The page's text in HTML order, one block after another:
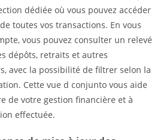
dédiée où vous pouvez accéder
toutes vos transactions. En vous
vous pouvez consulter un relevé
dépôts, retraits et autres
avec la possibilité de filtrer selon la
Cette vue d conjunto vous aide
de votre gestion financière et à
effectuée.